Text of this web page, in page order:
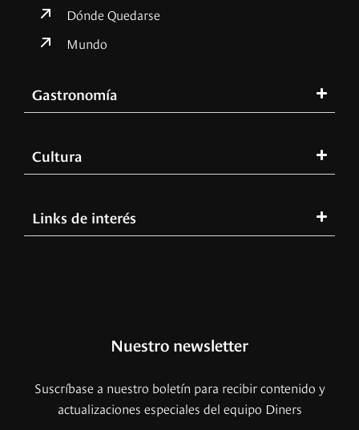
Dónde Quedarse
Mundo
Gastronomía
Cultura
Links de interés
Nuestro newsletter
Suscríbase a nuestro boletín para recibir contenido y
actualizaciones especiales del equipo Diners